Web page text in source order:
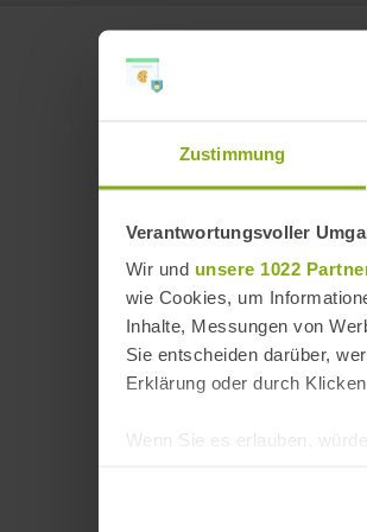
Zustimmung
Verantwortungsvoller
Wir und unsere 1022
wie Cookies, um
Inhalte, Messungen von
Sie entscheiden darüber,
Erklärung oder durch
Wenn Sie es erlauben,